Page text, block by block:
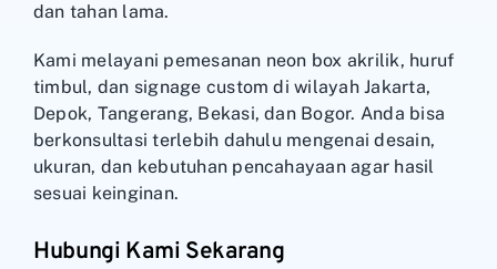
dan tahan lama.
Kami melayani pemesanan neon box akrilik, huruf
timbul, dan signage custom di wilayah Jakarta,
Depok, Tangerang, Bekasi, dan Bogor. Anda bisa
berkonsultasi terlebih dahulu mengenai desain,
ukuran, dan kebutuhan pencahayaan agar hasil
sesuai keinginan.
Hubungi Kami Sekarang